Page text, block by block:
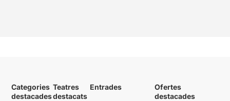
Categories
destacades
Teatres
destacats
Entrades
Ofertes
destacades